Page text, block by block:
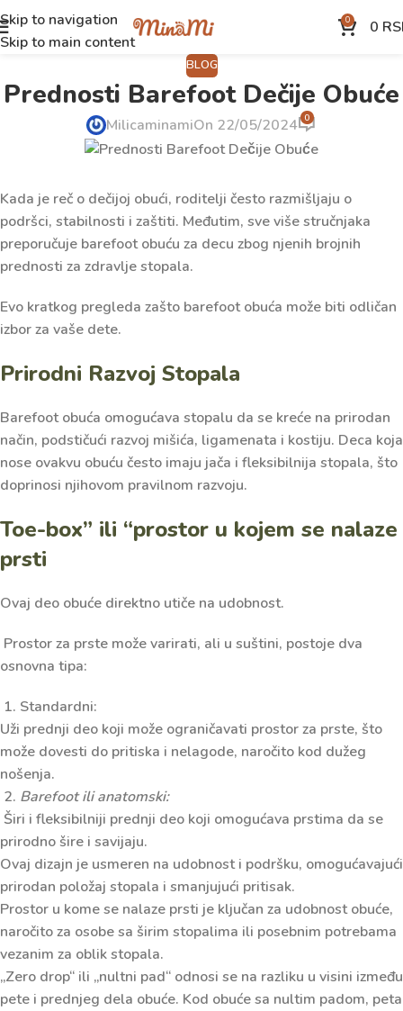
Skip to navigation
Skip to main content
0 0
BLOG
Prednosti Barefoot Dečije Obuće
MilicaminamiOn 22/05/2024 0
Kada je reč o dečijoj obući, roditelji često razmišljaju o
podršci, stabilnosti i zaštiti. Međutim, sve više stručnjaka
preporučuje barefoot obuću za decu zbog njenih brojnih
prednosti za zdravlje stopala.
Evo kratkog pregleda zašto barefoot obuća može biti odličan
izbor za vaše dete.
Prirodni Razvoj Stopala
Barefoot obuća omogućava stopalu da se kreće na prirodan
način, podstičući razvoj mišića, ligamenata i kostiju. Deca koja
nose ovakvu obuću često imaju jača i fleksibilnija stopala, što
doprinosi njihovom pravilnom razvoju.
Toe-box” ili “prostor u kojem se nalaze
prsti
Ovaj deo obuće direktno utiče na udobnost.
Prostor za prste može varirati, ali u suštini, postoje dva
osnovna tipa:
1. Standardni:
Uži prednji deo koji može ograničavati prostor za prste, što
može dovesti do pritiska i nelagode, naročito kod dužeg
nošenja.
2. Barefoot ili anatomski:
Širi i fleksibilniji prednji deo koji omogućava prstima da se
prirodno šire i savijaju.
Ovaj dizajn je usmeren na udobnost i podršku, omogućavajući
prirodan položaj stopala i smanjujući pritisak.
Prostor u kome se nalaze prsti je ključan za udobnost obuće,
naročito za osobe sa širim stopalima ili posebnim potrebama
vezanim za oblik stopala.
„Zero drop“ ili „nultni pad“ odnosi se na razliku u visini između
pete i prednjeg dela obuće. Kod obuće sa nultim padom, peta